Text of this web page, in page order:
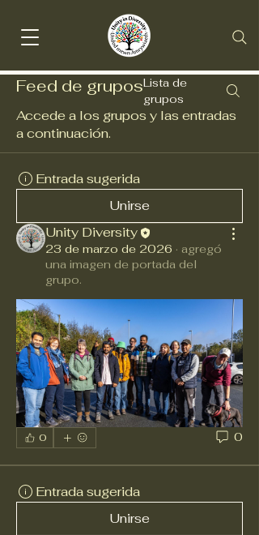
Feed de gruposLista de
grupos
Accede a los grupos y las entradas
a continuación.
Entrada sugerida
Unirse
Unity Diversity
23 de marzo de 2026 · agregó
una imagen de portada del
grupo.
0 0
Entrada sugerida
Unirse